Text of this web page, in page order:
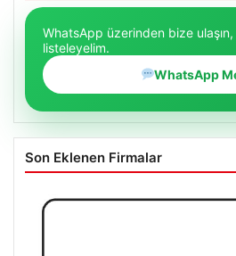
WhatsApp üzerinden bize ulaşın,
listeleyelim.
WhatsApp
Son Eklenen Firmalar